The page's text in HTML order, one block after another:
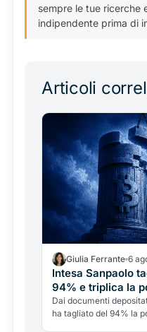
sempre le tue ricerche
indipendente prima di
Articoli
Giulia Ferrante 6
Intesa Sanpaolo
94% e triplica la
Dai documenti
ha tagliato del 94% la